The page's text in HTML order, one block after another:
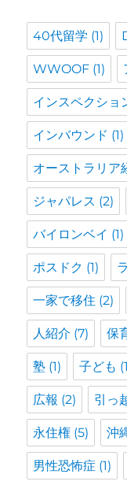
40代留学 (1)
WWOOF (1)
インスペクショ
インバウンド (1)
オーストラリア
ジャパレス (2)
バイロンベイ (1)
ポスドク (1)
一家で移住 (2)
人紹介 (7) 保
塾 (1) 子ども
広報 (2) 引っ
永住権 (5) 沖
男性恐怖症 (1)